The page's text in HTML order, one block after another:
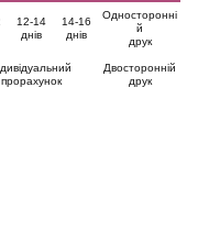
12-14
днів
14-16
днів
Односторонні
й
друк
прорахунок
Двосторонній
друк